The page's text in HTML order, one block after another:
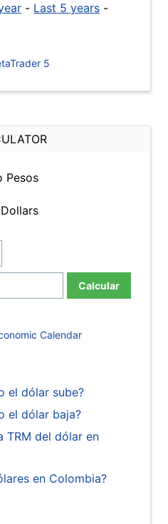
- Last 5 years -
5
Pesos
Calcular
Calendar
el dólar sube?
el dólar baja?
TRM del dólar en
en Colombia?